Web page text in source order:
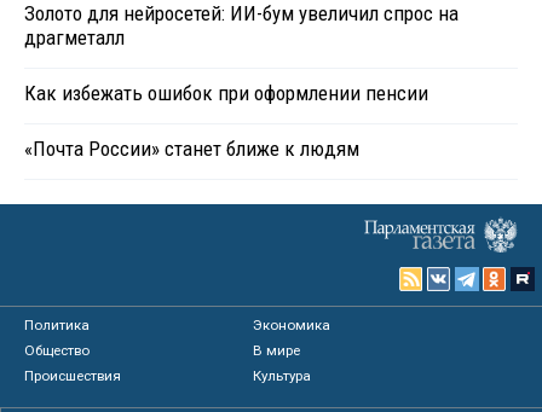
Золото для нейросетей: ИИ-бум увеличил спрос на
драгметалл
Как избежать ошибок при оформлении пенсии
«Почта России» станет ближе к людям
Политика
Экономика
Общество
В мире
Происшествия
Культура